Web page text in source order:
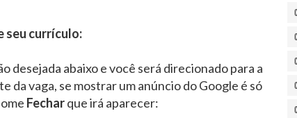
seu currículo:
desejada abaixo e você será direcionado para a
da vaga, se mostrar um anúncio do Google é só
Fecharque irá aparecer: